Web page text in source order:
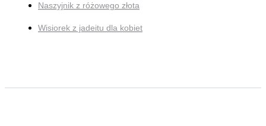
Naszyjnik z różowego złota
Wisiorek z jadeitu dla kobiet